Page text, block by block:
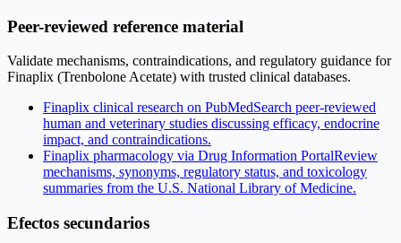
Peer-reviewed reference material
Validate mechanisms, contraindications, and regulatory guidance for
Finaplix (Trenbolone Acetate) with trusted clinical databases.
Finaplix clinical research on PubMedSearch peer-reviewed
human and veterinary studies discussing efficacy, endocrine
impact, and contraindications.
Finaplix pharmacology via Drug Information PortalReview
mechanisms, synonyms, regulatory status, and toxicology
summaries from the U.S. National Library of Medicine.
Efectos secundarios